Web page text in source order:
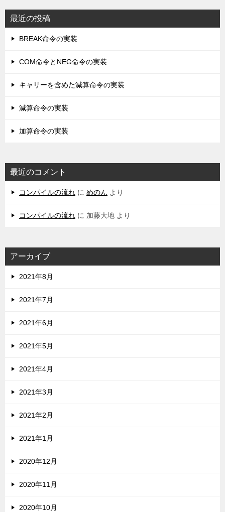
最近の投稿
BREAK命令の実装
COM命令とNEG命令の実装
キャリーを含めた減算命令の実装
減算命令の実装
加算命令の実装
最近のコメント
コンパイルの流れ に めのん より
コンパイルの流れ に 加藤大地 より
アーカイブ
2021年8月
2021年7月
2021年6月
2021年5月
2021年4月
2021年3月
2021年2月
2021年1月
2020年12月
2020年11月
2020年10月